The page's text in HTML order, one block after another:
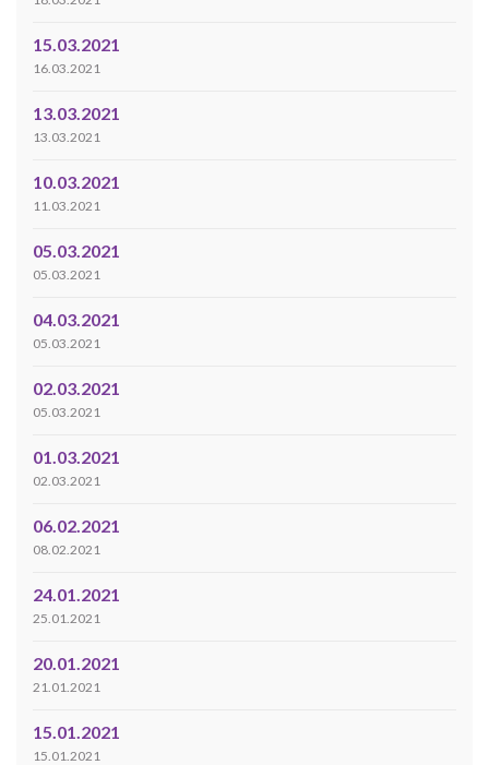
15.03.2021
16.03.2021
13.03.2021
13.03.2021
10.03.2021
11.03.2021
05.03.2021
05.03.2021
04.03.2021
05.03.2021
02.03.2021
05.03.2021
01.03.2021
02.03.2021
06.02.2021
08.02.2021
24.01.2021
25.01.2021
20.01.2021
21.01.2021
15.01.2021
15.01.2021